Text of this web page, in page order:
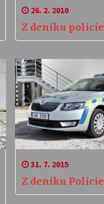
26. 2. 2010
Z deníku policie
31. 7. 2015
Z deníku Policie